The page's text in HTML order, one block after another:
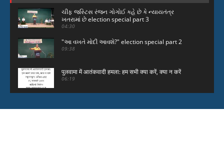
ચીફ જસ્ટિસ રંજન ગોગોઈ કહે છે કે ન્યાયતંત્ર
ખતરામાં છે election special part 3
04:30
"આ વખતે મોદી આવશે?" election special part 2
09:38
पुलवामा में आतंकवादी हमला: हम सभी क्या करें, क्या न करें
06:19
06:16